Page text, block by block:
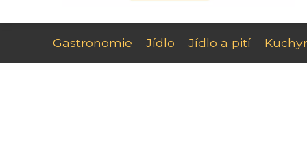
Gastronomie Jídlo Jídlo a pití